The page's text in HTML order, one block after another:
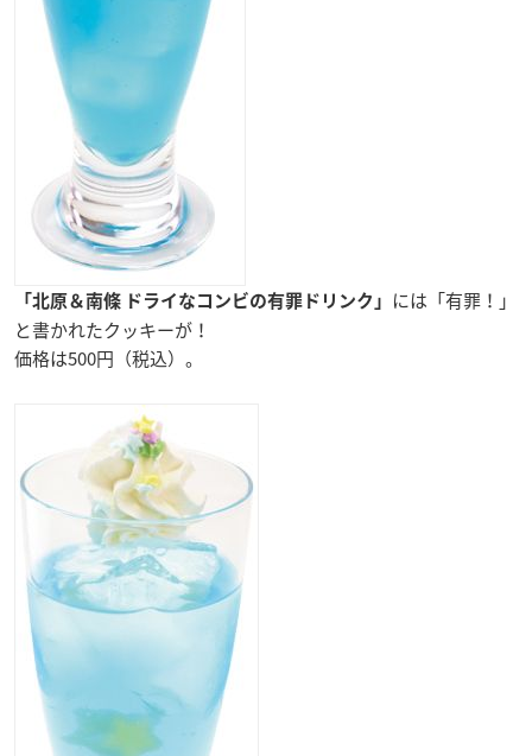
「北原＆南條 ドライなコンビの有罪ドリンク」
には「有罪！」
と書かれたクッキーが！
価格は500円（税込）。